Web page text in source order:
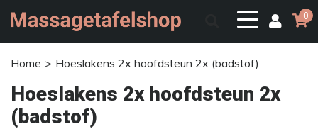
0
Home Hoeslakens 2x hoofdsteun 2x (badstof)
Hoeslakens 2x hoofdsteun 2x
(badstof)